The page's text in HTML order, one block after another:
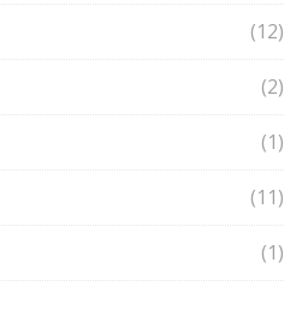
(12)
(2)
(1)
(11)
(1)